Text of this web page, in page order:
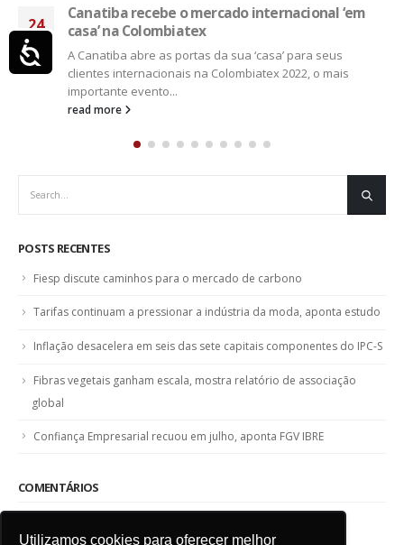
Utilizamos cookies para oferecer melhor
12
ago
Estudo mostra perfil do consumidor de jeans no
varejo de vestuário
O Brasil detém umas das principais cadeias produtivas do
jeanswear no mundo: ampla, integrada e diversificada,
devido à gama...
read more
POSTS RECENTES
Fiesp discute caminhos para o mercado de carbono
Tarifas continuam a pressionar a indústria da moda, aponta estudo
Inflação desacelera em seis das sete capitais componentes do IPC-S
Fibras vegetais ganham escala, mostra relatório de associação
global
Confiança Empresarial recuou em julho, aponta FGV IBRE
COMENTÁRIOS